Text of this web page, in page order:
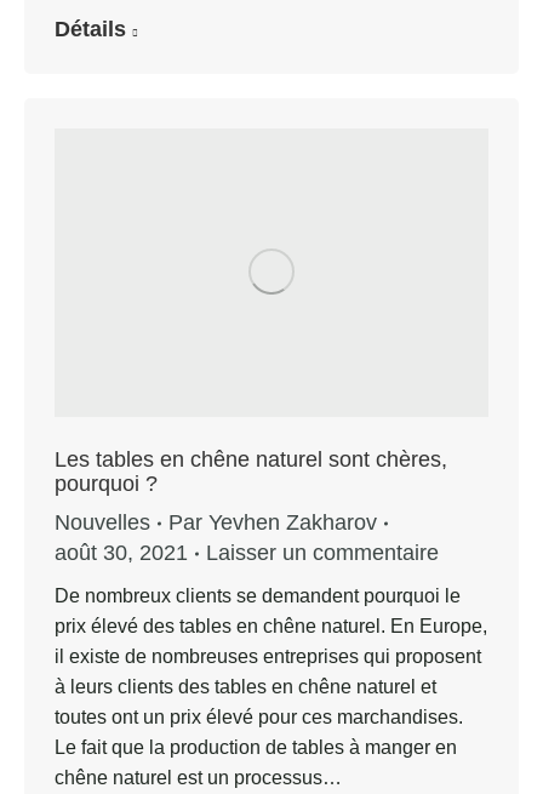
Détails
Les tables en chêne naturel sont chères,
pourquoi ?
Nouvelles
Par Yevhen Zakharov
août 30, 2021
Laisser un commentaire
De nombreux clients se demandent pourquoi le
prix élevé des tables en chêne naturel. En Europe,
il existe de nombreuses entreprises qui proposent
à leurs clients des tables en chêne naturel et
toutes ont un prix élevé pour ces marchandises.
Le fait que la production de tables à manger en
chêne naturel est un processus…